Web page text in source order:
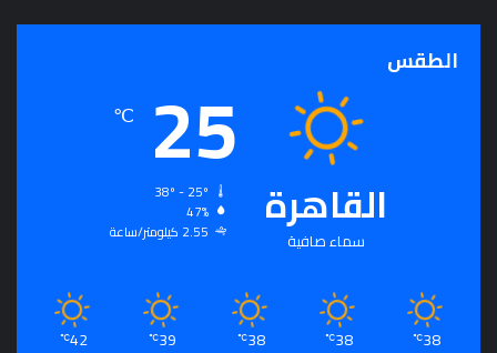
الطقس
القاهرة
سماء صافية
25
℃
47%
2.55 كيلومتر/ساعة
38
℃
38
℃
38
℃
39
℃
42
℃